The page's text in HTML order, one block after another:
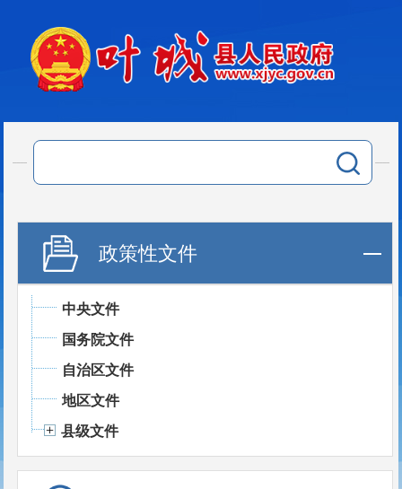
政策性文件
中央文件
国务院文件
自治区文件
地区文件
县级文件